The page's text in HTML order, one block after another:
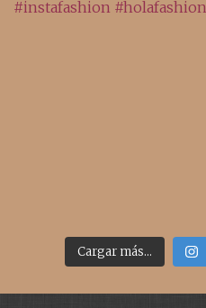
Cargar más...